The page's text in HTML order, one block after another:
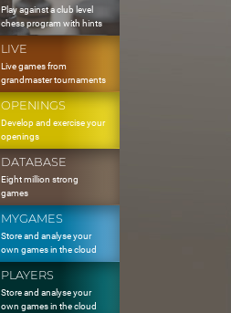
Play against a club level
chess program with hints
LIVE
Live games from
grandmaster tournaments
OPENINGS
Develop and exercise your
openings
DATABASE
Eight million strong
games
MYGAMES
Store and analyse your
own games in the cloud
PLAYERS
Store and analyse your
own games in the cloud